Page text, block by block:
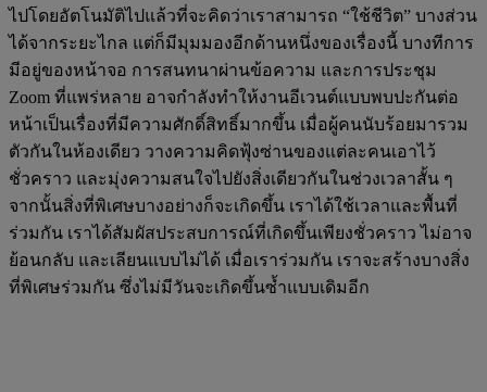
ไปโดยอัตโนมัติไปแล้วที่จะคิดว่าเราสามารถ “ใช้ชีวิต” บางส่วน
ได้จากระยะไกล แต่ก็มีมุมมองอีกด้านหนึ่งของเรื่องนี้ บางทีการ
มีอยู่ของหน้าจอ การสนทนาผ่านข้อความ และการประชุม
Zoom ที่แพร่หลาย อาจกำลังทำให้งานอีเวนต์แบบพบปะกันต่อ
หน้าเป็นเรื่องที่มีความศักดิ์สิทธิ์มากขึ้น เมื่อผู้คนนับร้อยมารวม
ตัวกันในห้องเดียว วางความคิดฟุ้งซ่านของแต่ละคนเอาไว้
ชั่วคราว และมุ่งความสนใจไปยังสิ่งเดียวกันในช่วงเวลาสั้น ๆ
จากนั้นสิ่งที่พิเศษบางอย่างก็จะเกิดขึ้น เราได้ใช้เวลาและพื้นที่
ร่วมกัน เราได้สัมผัสประสบการณ์ที่เกิดขึ้นเพียงชั่วคราว ไม่อาจ
ย้อนกลับ และเลียนแบบไม่ได้ เมื่อเราร่วมกัน เราจะสร้างบางสิ่ง
ที่พิเศษร่วมกัน ซึ่งไม่มีวันจะเกิดขึ้นซ้ำแบบเดิมอีก